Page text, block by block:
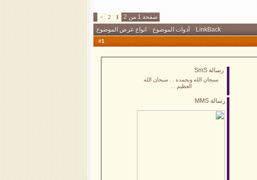
صفحة 1 من 2 1
2
>
LinkBack أدوات الموضوع انواع عرض الموضوع
1
رسالةSmS
العظيم . .
رسالةMMS